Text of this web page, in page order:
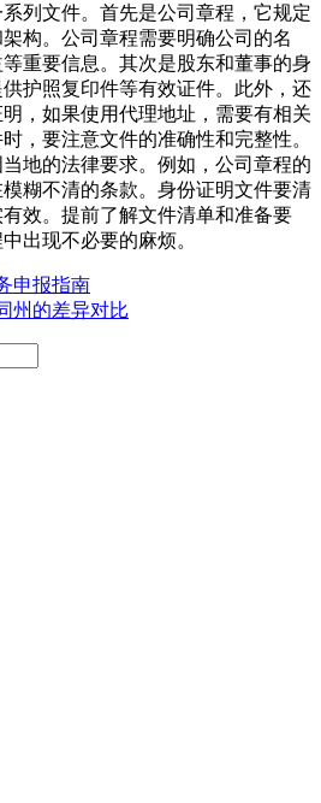
列文件。首先是公司章程，它规定
构。公司章程需要明确公司的名
重要信息。其次是股东和董事的身
护照复印件等有效证件。此外，还
，如果使用代理地址，需要有相关
，要注意文件的准确性和完整性。
地的法律要求。例如，公司章程的
糊不清的条款。身份证明文件要清
效。提前了解文件清单和准备要
出现不必要的麻烦。
申报指南
州的差异对比